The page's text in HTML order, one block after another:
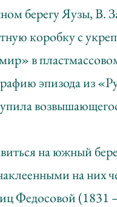
берегу Яузы, В.
коробку с
в
эпизода из
на южный
на них
Федосовой